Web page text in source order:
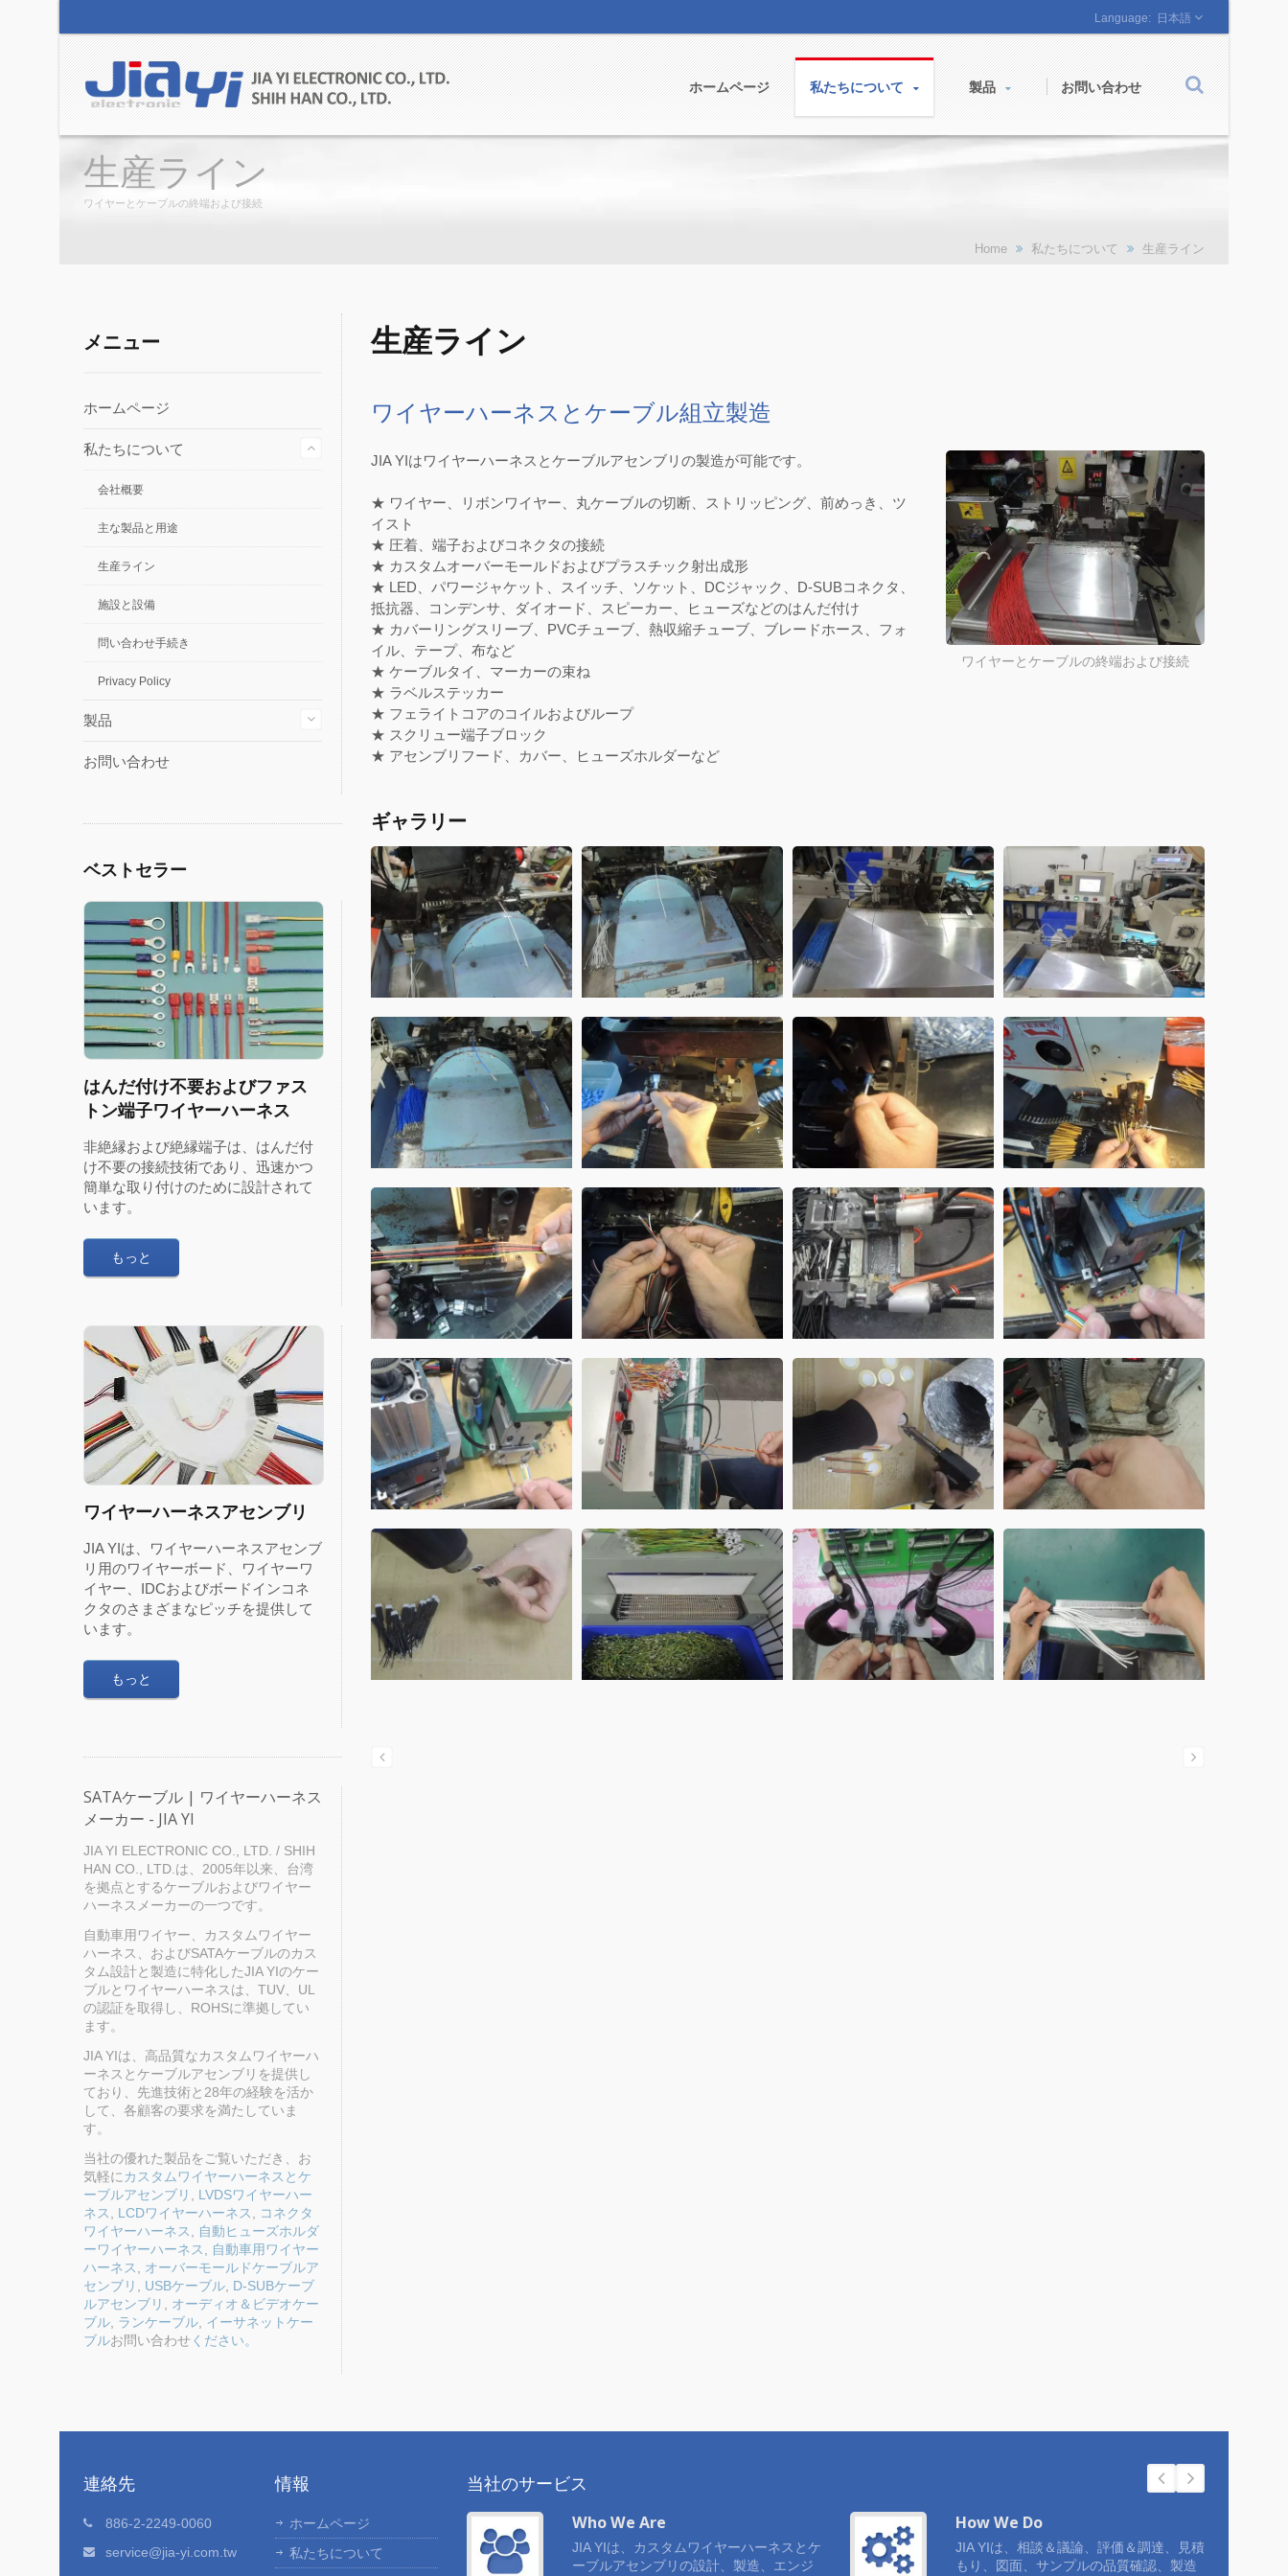
日本語
ホームページ 私たちについて 製品 お問い合わせ
生産ライン
ワイヤーとケーブルの終端および接続
Home 私たちについて 生産ライン
メニュー
ホームページ
私たちについて
会社概要
主な製品と用途
生産ライン
施設と設備
問い合わせ手続き
Privacy Policy
製品
お問い合わせ
ベストセラー
はんだ付け不要およびファス
トン端子ワイヤーハーネス
非絶縁および絶縁端子は、はんだ付
け不要の接続技術であり、迅速かつ
簡単な取り付けのために設計されて
います。
もっと
ワイヤーハーネスアセンブリ
JIA YIは、ワイヤーハーネスアセンブ
リ用のワイヤーボード、ワイヤーワ
イヤー、IDCおよびボードインコネ
クタのさまざまなピッチを提供して
います。
もっと
SATAケーブル | ワイヤーハーネス
メーカー - JIA YI
JIA YI ELECTRONIC CO., LTD. / SHIH
HAN CO., LTD.は、2005年以来、台湾
を拠点とするケーブルおよびワイヤー
ハーネスメーカーの一つです。
自動車用ワイヤー、カスタムワイヤー
ハーネス、およびSATAケーブルのカス
タム設計と製造に特化したJIA YIのケー
ブルとワイヤーハーネスは、TUV、UL
の認証を取得し、ROHSに準拠してい
ます。
JIA YIは、高品質なカスタムワイヤーハ
ーネスとケーブルアセンブリを提供し
ており、先進技術と28年の経験を活か
して、各顧客の要求を満たしていま
す。
当社の優れた製品をご覧いただき、お
気軽に カスタムワイヤーハーネスとケ
ーブルアセンブリ
LVDSワイヤーハー
ネス
LCDワイヤーハーネス
コネクタ
ワイヤーハーネス
自動ヒューズホルダ
ーワイヤーハーネス
自動車用ワイヤー
ハーネス
オーバーモールドケーブルア
センブリ
USBケーブル D-SUBケーブ
ルアセンブリ
オーディオ＆ビデオケー
ブル ランケーブル イーサネットケー
ブルお問い合わせ ください。
生産ライン
ワイヤーハーネスとケーブル組立製造
ワイヤーとケーブルの終端および接続
JIA YIはワイヤーハーネスとケーブルアセンブリの製造が可能です。
★ ワイヤー、リボンワイヤー、丸ケーブルの切断、ストリッピング、前めっき、ツ
イスト
★ 圧着、端子およびコネクタの接続
★ カスタムオーバーモールドおよびプラスチック射出成形
★ LED、パワージャケット、スイッチ、ソケット、DCジャック、D-SUBコネクタ、
抵抗器、コンデンサ、ダイオード、スピーカー、ヒューズなどのはんだ付け
★ カバーリングスリーブ、PVCチューブ、熱収縮チューブ、ブレードホース、フォ
イル、テープ、布など
★ ケーブルタイ、マーカーの束ね
★ ラベルステッカー
★ フェライトコアのコイルおよびループ
★ スクリュー端子ブロック
★ アセンブリフード、カバー、ヒューズホルダーなど
ギャラリー
連絡先
886-2-2249-0060
service@jia-yi.com.tw
情報
ホームページ
私たちについて
当社のサービス
How We Do
JIA YIは、相談＆議論、評価＆調達、見積
もり、図面、サンプルの品質確認、製造
Who We Are
JIA YIは、カスタムワイヤーハーネスとケ
ーブルアセンブリの設計、製造、エンジ
How We Do
JIA YIは、相談＆議論、評価＆調達、見積
もり、図面、サンプルの品質確認、製造